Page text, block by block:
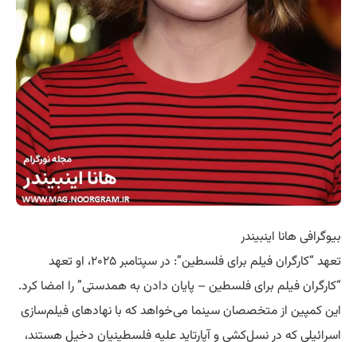
بیوگرافی هانا اینبیندر
تعهد “کارگران فیلم برای فلسطین”: در سپتامبر ۲۰۲۵، او تعهد
“کارگران فیلم برای فلسطین – پایان دادن به همدستی” را امضا کرد.
این کمپین از متخصصان سینما می‌خواهد که با نهادهای فیلم‌سازی
اسرائیلی که در نسل‌کشی و آپارتاید علیه فلسطینیان دخیل هستند،